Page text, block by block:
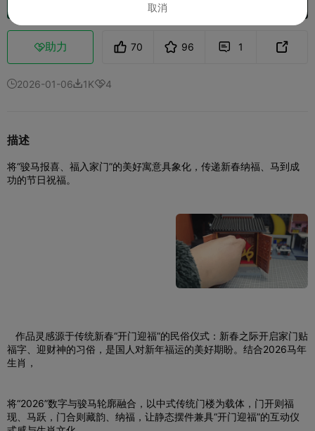
助力 70 96  1 
2026-01-061K4
描述
将“骏马报喜、福入家门”的美好寓意具象化，传递新春纳福、马到成
功的节日祝福。
作品灵感源于传统新春“开门迎福”的民俗仪式：新春之际开启家门贴
福字、迎财神的习俗，是国人对新年福运的美好期盼。结合2026马年
生肖，
将“2026”数字与骏马轮廓融合，以中式传统门楼为载体，门开则福
现、马跃，门合则藏韵、纳福，让静态摆件兼具“开门迎福”的互动仪
取消